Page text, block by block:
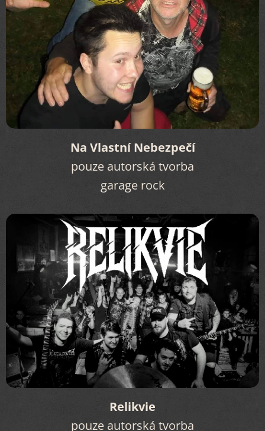
Na Vlastní Nebezpečí
pouze autorská tvorba
garage rock
Relikvie
pouze autorská tvorba